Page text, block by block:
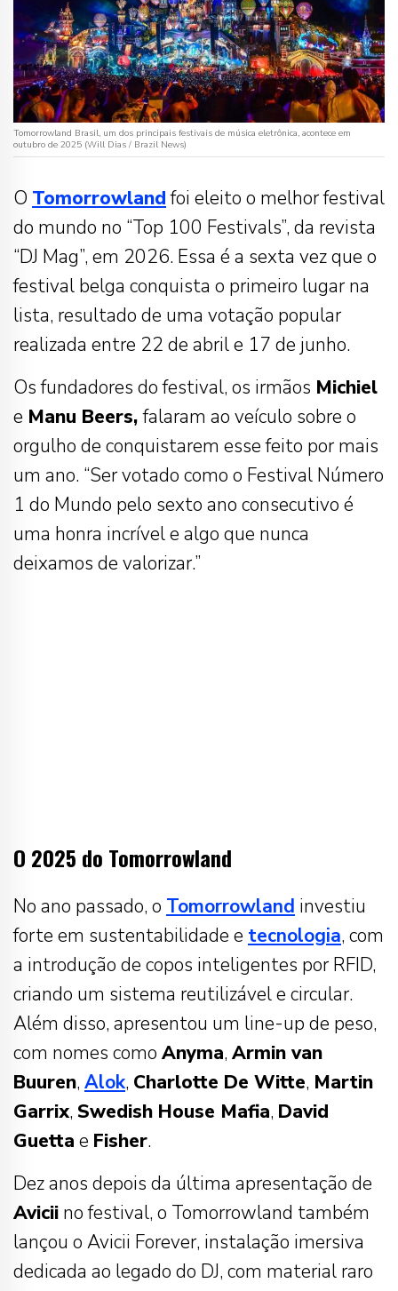
Tomorrowland Brasil, um dos principais festivais de música eletrônica, acontece em
outubro de 2025 (Will Dias / Brazil News)
O Tomorrowlandfoi eleito o melhor festival
do mundo no “Top 100 Festivals”, da revista
“DJ Mag”, em 2026. Essa é a sexta vez que o
festival belga conquista o primeiro lugar na
lista, resultado de uma votação popular
realizada entre 22 de abril e 17 de junho.
Os fundadores do festival, os irmãos Michiel
e Manu Beers,falaram ao veículo sobre o
orgulho de conquistarem esse feito por mais
um ano. “Ser votado como o Festival Número
1 do Mundo pelo sexto ano consecutivo é
uma honra incrível e algo que nunca
deixamos de valorizar.”
O 2025 do Tomorrowland
No ano passado, o Tomorrowland investiu
forte em sustentabilidade e tecnologia, com
a introdução de copos inteligentes por RFID,
criando um sistema reutilizável e circular.
Além disso, apresentou um line-up de peso,
com nomes como Anyma, Armin van
Buuren, Alok, Charlotte De Witte, Martin
Garrix, Swedish House Mafia, David
Guetta e Fisher.
Dez anos depois da última apresentação de
Avicii no festival, o Tomorrowland também
lançou o Avicii Forever, instalação imersiva
dedicada ao legado do DJ, com material raro